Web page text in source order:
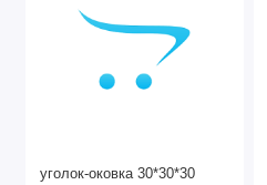
уголок-оковка 30*30*30